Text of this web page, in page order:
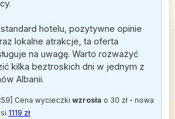
hotelu, pozytywne opinie
lokalne atrakcje, ta oferta
na uwagę. Warto rozważyć
kilka beztroskich dni w jednym z
Albanii.
Cena wycieczki wzrosła o 30 zł - nowa
1119 zł